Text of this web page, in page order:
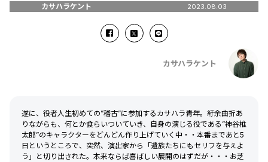
カサハラケント 2023.08.03
カサハラケント
遂に、役者人生初めての”稽古”に参加するカサハラ青年。紆余曲折あ
りながらも、何とか食らいついていき、自身の演じる役である”神谷椎
太郎”のキャラクターをどんどん作り上げていく中・・本番まであと5
日というところで、突然、演出家から「遺族たちにもセリフを与えよ
う」と切り出された。本来ならば喜ばしい展開のはずだが・・・お芝